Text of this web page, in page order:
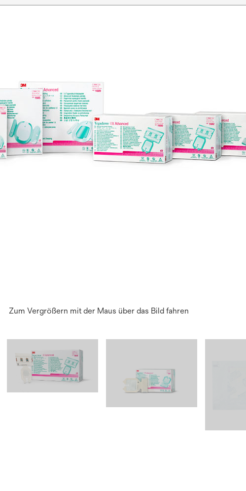
Zum Vergrößern mit der Maus über das Bild fahren